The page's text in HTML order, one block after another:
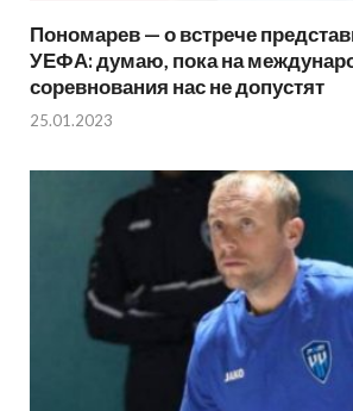
Пономарев — о встрече
УЕФА: думаю, пока на
соревнования нас не допустят
25.01.2023